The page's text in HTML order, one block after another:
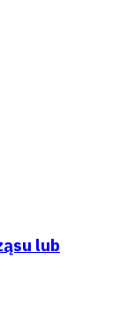
lub